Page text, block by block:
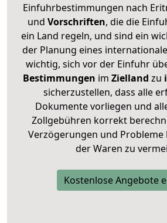
Einfuhrbestimmungen nach
und Vorschriften, die die
ein Land regeln, und sind ein
der Planung eines
wichtig, sich vor der Einfuhr
Bestimmungen im Zielland zu
sicherzustellen, dass alle
Dokumente vorliegen und
Zollgebühren korrekt
Verzögerungen und
der Waren zu
Kostenlose Angebote